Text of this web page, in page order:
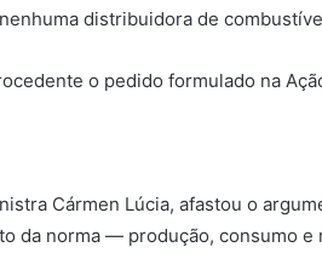
distribuidora de
o pedido formulado na
Cármen Lúcia, afastou o
da norma — produção, consumo